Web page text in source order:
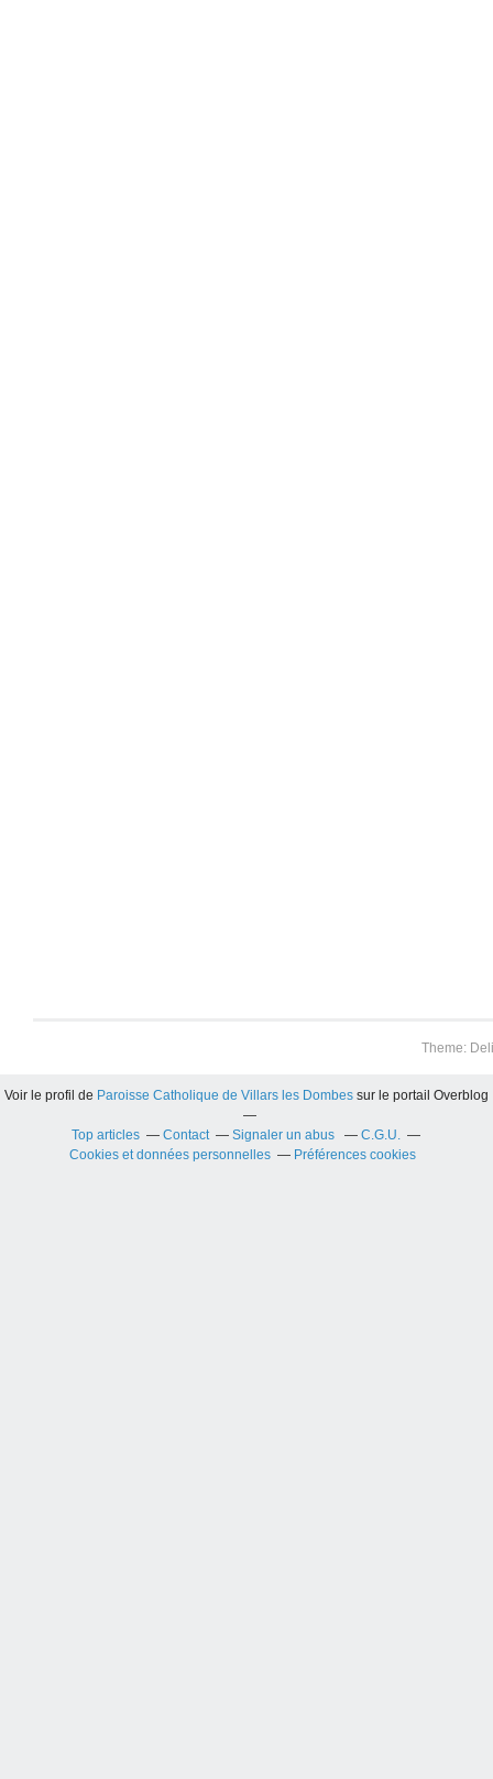
Theme:
Voir le profil de Paroisse Catholique de Villars les Dombes sur le portail Overblog
Top articles Contact Signaler un abus
C.G.U.
Cookies et données personnelles
Préférences cookies